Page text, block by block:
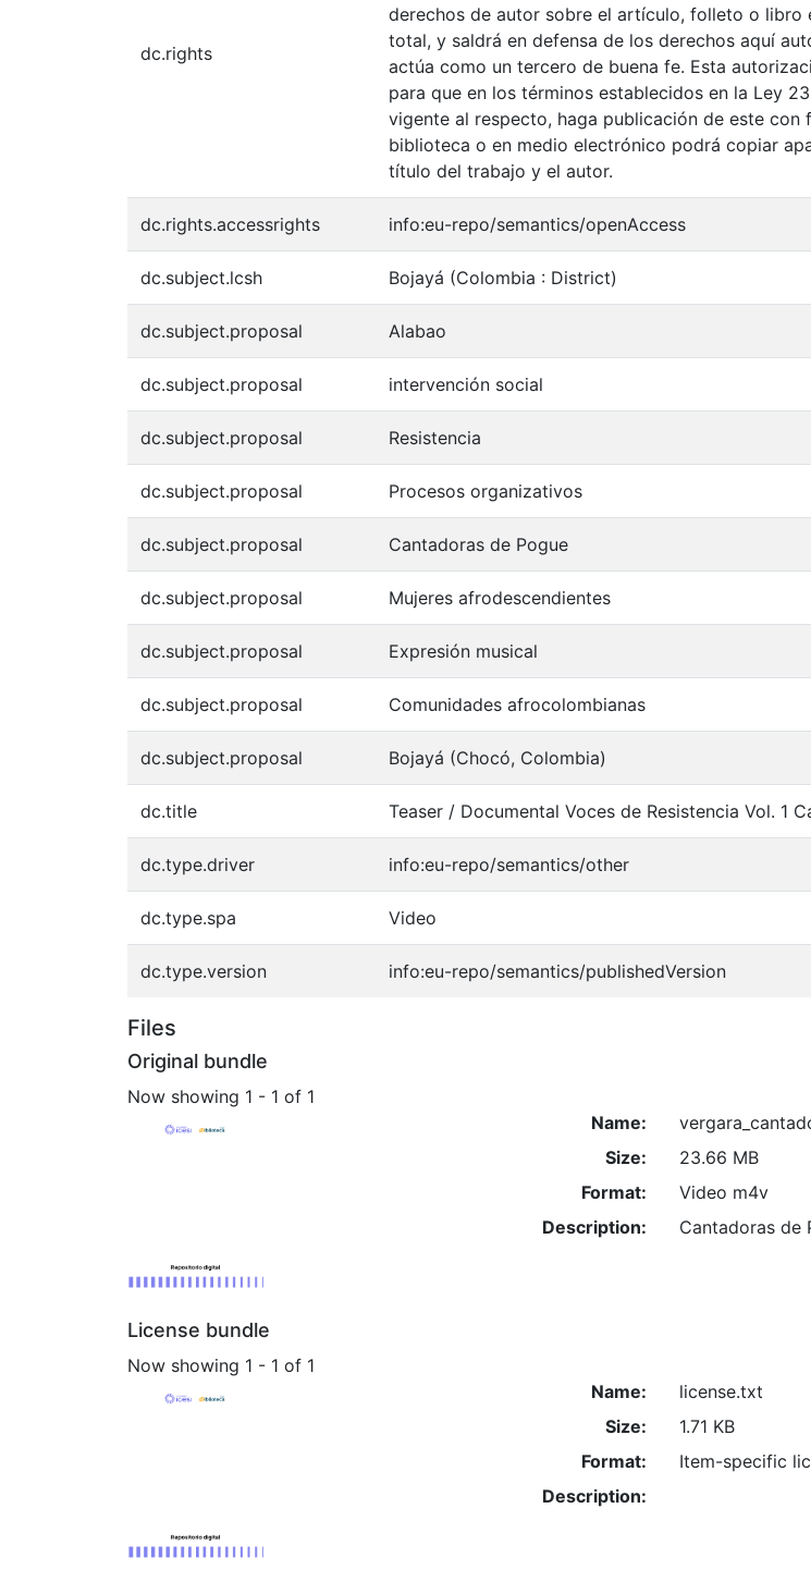
dc.rights
derechos de autor sobre el artículo, folleto o libro
total, y saldrá en defensa de los derechos aquí
actúa como un tercero de buena fe. Esta
para que en los términos establecidos en la Ley
vigente al respecto, haga publicación de este con
biblioteca o en medio electrónico podrá copiar
título del trabajo y el autor.
dc.rights.accessrights info:eu-repo/semantics/openAccess
dc.subject.lcsh Bojayá (Colombia : District)
dc.subject.proposal Alabao
dc.subject.proposal intervención social
dc.subject.proposal Resistencia
dc.subject.proposal Procesos organizativos
dc.subject.proposal Cantadoras de Pogue
dc.subject.proposal Mujeres afrodescendientes
dc.subject.proposal Expresión musical
dc.subject.proposal Comunidades afrocolombianas
dc.subject.proposal Bojayá (Chocó, Colombia)
dc.title Teaser / Documental Voces de Resistencia Vol. 1
dc.type.driver info:eu-repo/semantics/other
dc.type.spa Video
dc.type.version info:eu-repo/semantics/publishedVersion
Files
Original bundle
Now showing 1 - 1 of 1
Name:
Size:
23.66 MB
Format:
Video m4v
Description:
Cantadoras de
License bundle
Now showing 1 - 1 of 1
Name:
license.txt
Size:
1.71 KB
Format:
Item-specific
Description: